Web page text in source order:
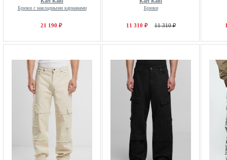
Брюки с накладными карманами
21 190 ₽
Брюки
11 310 ₽ 11 310 ₽